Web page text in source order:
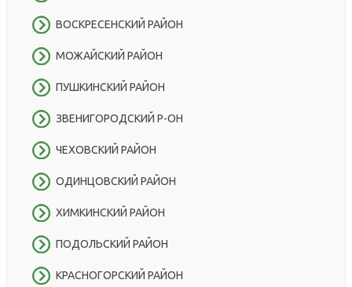
ВОСКРЕСЕНСКИЙ РАЙОН
МОЖАЙСКИЙ РАЙОН
ПУШКИНСКИЙ РАЙОН
ЗВЕНИГОРОДСКИЙ Р-ОН
ЧЕХОВСКИЙ РАЙОН
ОДИНЦОВСКИЙ РАЙОН
ХИМКИНСКИЙ РАЙОН
ПОДОЛЬСКИЙ РАЙОН
КРАСНОГОРСКИЙ РАЙОН